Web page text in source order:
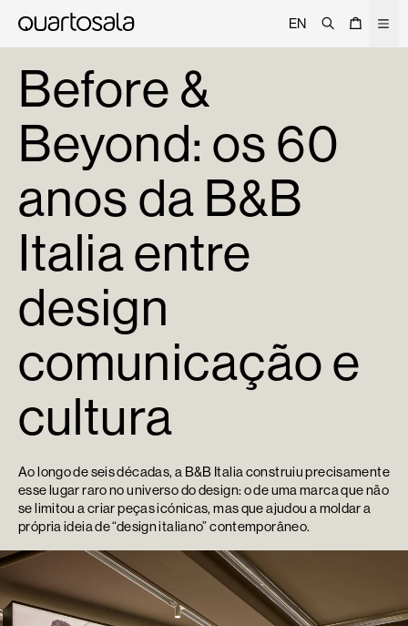
Sobre
Projetos
Trade
Signature
Curated
Editorial
Lojas
Catálogo
Contactos
EN
Before &
Beyond: os 60
anos da B&B
Italia entre
design
comunicação e
cultura
Ao longo de seis décadas, a B&B Italia construiu precisamente
esse lugar raro no universo do design: o de uma marca que não
se limitou a criar peças icónicas, mas que ajudou a moldar a
própria ideia de “design italiano” contemporâneo.